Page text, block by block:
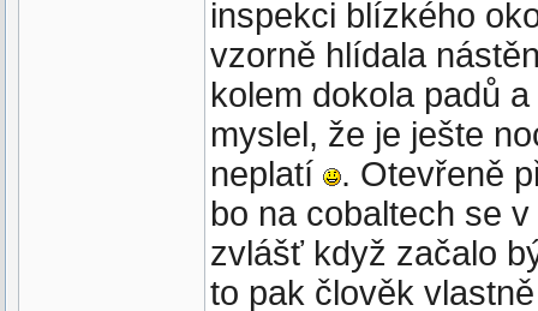
inspekci blízkého
vzorně hlídala
kolem dokola padů
myslel, že je ješte
neplatí
. Otevřeně
bo na cobaltech se
zvlášť když začalo
to pak člověk